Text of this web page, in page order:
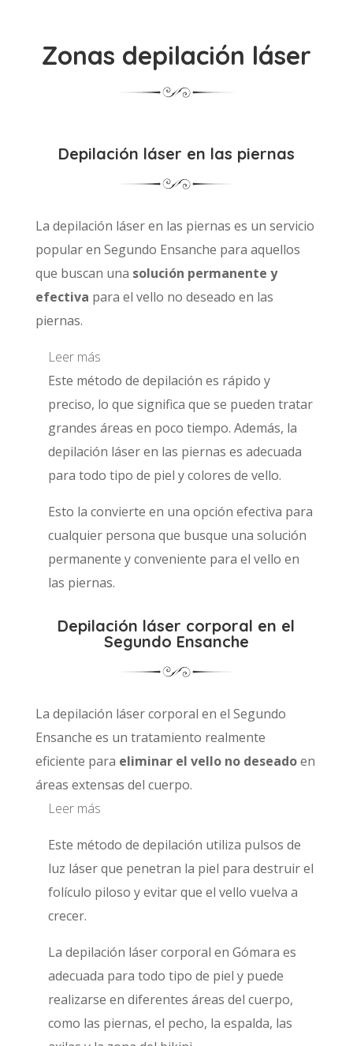
Zonas depilación láser
Depilación láser en las piernas
La depilación láser en las piernas es un servicio
popular en Segundo Ensanche para aquellos
que buscan una solución permanente y
efectiva para el vello no deseado en las
piernas.
Leer más
Este método de depilación es rápido y
preciso, lo que significa que se pueden tratar
grandes áreas en poco tiempo. Además, la
depilación láser en las piernas es adecuada
para todo tipo de piel y colores de vello.
Esto la convierte en una opción efectiva para
cualquier persona que busque una solución
permanente y conveniente para el vello en
las piernas.
Depilación láser corporal en el
Segundo Ensanche
La depilación láser corporal en el Segundo
Ensanche es un tratamiento realmente
eficiente para eliminar el vello no deseadoen
áreas extensas del cuerpo.
Leer más
Este método de depilación utiliza pulsos de
luz láser que penetran la piel para destruir el
folículo piloso y evitar que el vello vuelva a
crecer.
La depilación láser corporal en Gómara es
adecuada para todo tipo de piel y puede
realizarse en diferentes áreas del cuerpo,
como las piernas, el pecho, la espalda, las